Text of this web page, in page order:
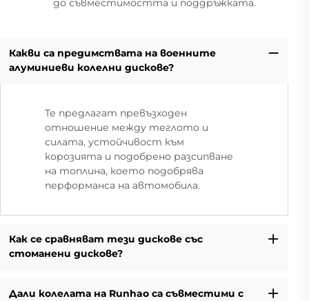
до съвместимостта и поддръжката.
Какви са предимствата на военните
алуминиеви колелни дискове?
Те предлагат превъзходен
отношение между теглото и
силата, устойчивост към
корозията и подобрено разсипване
на топлина, което подобрява
перформанса на автомобила.
Как се сравняват тези дискове със
стоманени дискове?
Дали колелата на Runhao са съвместими с